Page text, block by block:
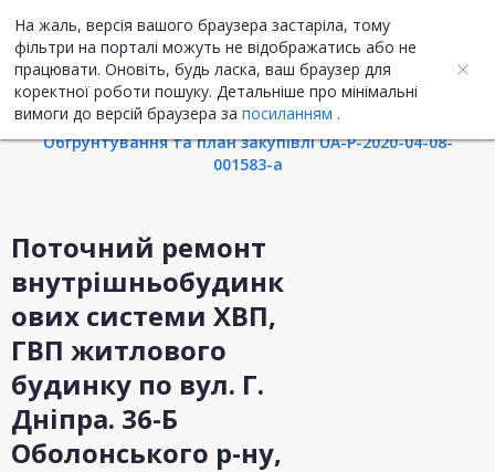
На жаль, версія вашого браузера застаріла, тому
фільтри на порталі можуть не відображатись або не
працювати. Оновіть, будь ласка, ваш браузер для
коректної роботи пошуку. Детальніше про мінімальні
вимоги до версій браузера за посиланням .
UA ENG
Інформація про закупівлю
Обгрунтування та план закупівлі UA-P-2020-04-08-
001583-a
Поточний ремонт
внутрішньобудинк
ових системи ХВП,
ГВП житлового
будинку по вул. Г.
Дніпра. 36-Б
Оболонського р-ну,